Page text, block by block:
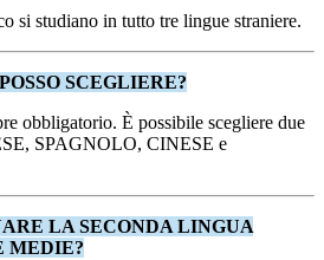
si studiano in tutto tre lingue straniere.
SCEGLIERE?
obbligatorio. È possibile scegliere due
SPAGNOLO, CINESE e
LA SECONDA LINGUA
MEDIE?